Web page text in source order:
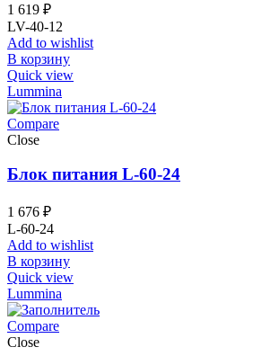
1 619 ₽
LV-40-12
Add to wishlist
В корзину
Quick view
Lummina
Compare
Close
Блок питания L-60-24
1 676 ₽
L-60-24
Add to wishlist
В корзину
Quick view
Lummina
Compare
Close